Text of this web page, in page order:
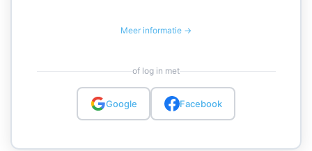
Meer informatie →
of log in met
Google Facebook